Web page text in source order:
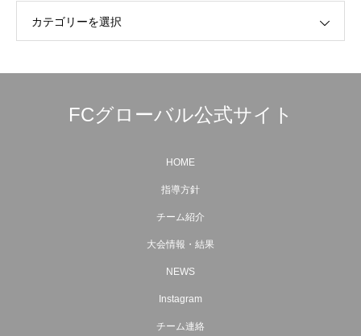
カテゴリーを選択
FCグローバル公式サイト
HOME
指導方針
チーム紹介
大会情報・結果
NEWS
Instagram
チーム連絡